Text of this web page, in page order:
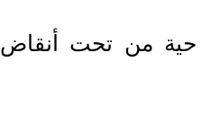
حية من تحت أنقاض